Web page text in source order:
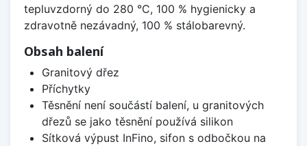
tepluvzdorný do 280 °C, 100 % hygienicky a
zdravotně nezávadný, 100 % stálobarevný.
Obsah balení
Granitový dřez
Příchytky
Těsnění není součástí balení, u granitových
dřezů se jako těsnění používá silikon
Sítková výpust InFino, sifon s odbočkou na